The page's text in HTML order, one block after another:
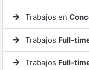
Trabajos en
Trabajos Full-
Trabajos Full-